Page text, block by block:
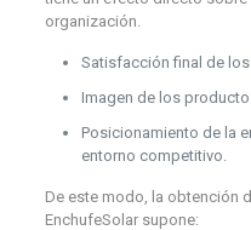
organización.
Satisfacción final de los
Imagen de los
Posicionamiento de la
entorno competitivo.
De este modo, la obtención
EnchufeSolar supone: